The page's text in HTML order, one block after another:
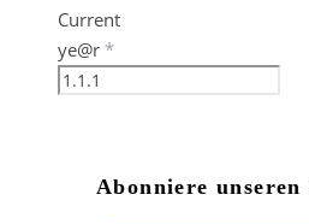
Current
ye@r *
Abonniere unseren